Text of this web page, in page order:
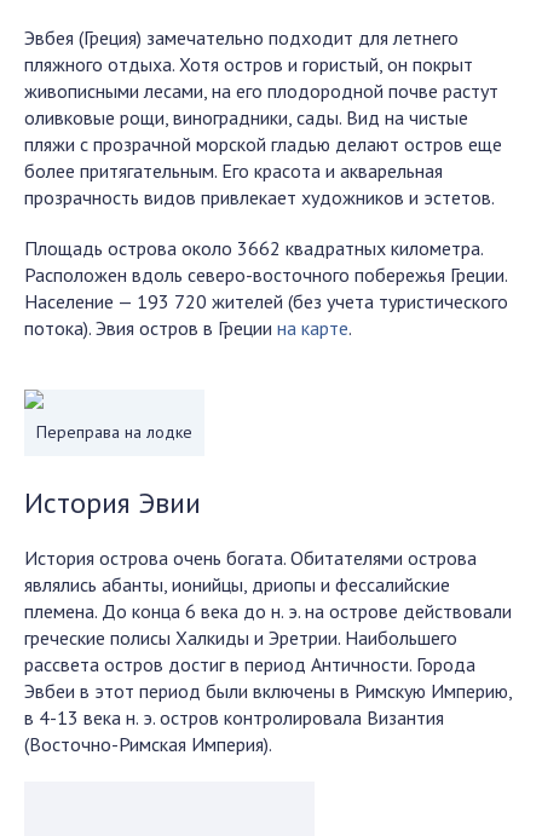
Эвбея (Греция) замечательно подходит для летнего
пляжного отдыха. Хотя остров и гористый, он покрыт
живописными лесами, на его плодородной почве растут
оливковые рощи, виноградники, сады. Вид на чистые
пляжи с прозрачной морской гладью делают остров еще
более притягательным. Его красота и акварельная
прозрачность видов привлекает художников и эстетов.
Площадь острова около 3662 квадратных километра.
Расположен вдоль северо-восточного побережья Греции.
Население — 193 720 жителей (без учета туристического
потока). Эвия остров в Греции на карте.
Переправа на лодке
История Эвии
История острова очень богата. Обитателями острова
являлись абанты, ионийцы, дриопы и фессалийские
племена. До конца 6 века до н. э. на острове действовали
греческие полисы Халкиды и Эретрии. Наибольшего
рассвета остров достиг в период Античности. Города
Эвбеи в этот период были включены в Римскую Империю,
в 4-13 века н. э. остров контролировала Византия
(Восточно-Римская Империя).